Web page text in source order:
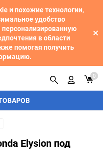
и похожие технологии,
удобство
в области
помогая получить
0
Elysion под